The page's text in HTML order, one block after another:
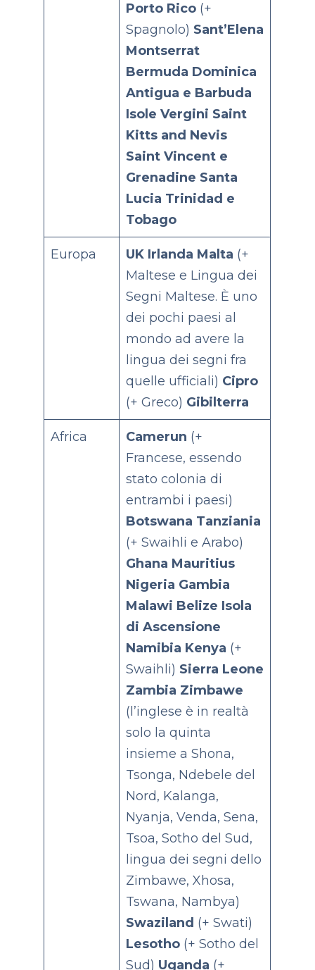
Porto Rico (+
Spagnolo) Sant’Elena
Montserrat
Bermuda Dominica
Antigua e Barbuda
Isole Vergini Saint
Kitts and Nevis
Saint Vincent e
Grenadine Santa
Lucia Trinidad e
Tobago
Europa UK Irlanda Malta (+
Maltese e Lingua dei
Segni Maltese. È uno
dei pochi paesi al
mondo ad avere la
lingua dei segni fra
quelle ufficiali) Cipro
(+ Greco) Gibilterra
Africa Camerun (+
Francese, essendo
stato colonia di
entrambi i paesi)
Botswana Tanziania
(+ Swaihli e Arabo)
Ghana Mauritius
Nigeria Gambia
Malawi Belize Isola
di Ascensione
Namibia Kenya (+
Swaihli) Sierra Leone
Zambia Zimbawe
(l’inglese è in realtà
solo la quinta
insieme a Shona,
Tsonga, Ndebele del
Nord, Kalanga,
Nyanja, Venda, Sena,
Tsoa, Sotho del Sud,
lingua dei segni dello
Zimbawe, Xhosa,
Tswana, Nambya)
Swaziland (+ Swati)
Lesotho (+ Sotho del
Sud) Uganda (+